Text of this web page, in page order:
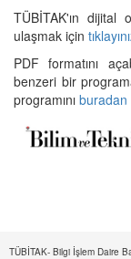
TÜBİTAK'ın dijital
ulaşmak için
PDF formatını
benzeri bir
programını buradan
TÜBİTAK- Bilgi İşlem Daire